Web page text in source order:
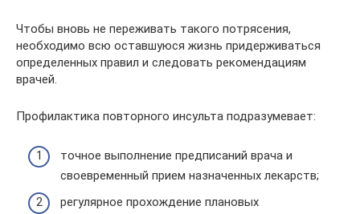
Чтобы вновь не переживать такого потрясения,
необходимо всю оставшуюся жизнь придерживаться
определенных правил и следовать рекомендациям
врачей.
Профилактика повторного инсульта подразумевает:
точное выполнение предписаний врача и
своевременный прием назначенных лекарств;
регулярное прохождение плановых